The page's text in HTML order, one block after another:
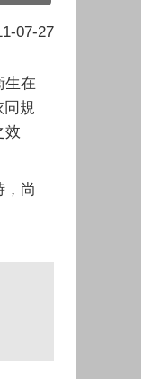
07-27
生在
同規
效
，尚